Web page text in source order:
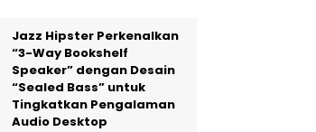
Jazz Hipster Perkenalkan
“3-Way Bookshelf
Speaker” dengan Desain
“Sealed Bass” untuk
Tingkatkan Pengalaman
Audio Desktop